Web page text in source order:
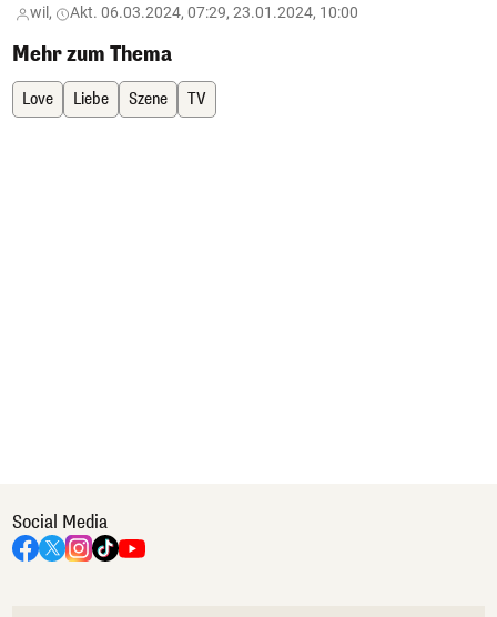
wil, Akt. 06.03.2024, 07:29, 23.01.2024, 10:00
Mehr zum Thema
Love Liebe Szene TV
Social Media